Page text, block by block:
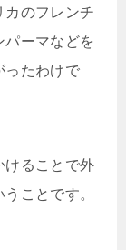
カのフレンチ
パーマなどを
ったわけで
けることで外
ことです。